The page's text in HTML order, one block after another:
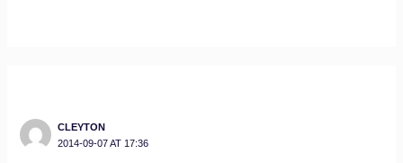
CLEYTON
2014-09-07 AT 17:36